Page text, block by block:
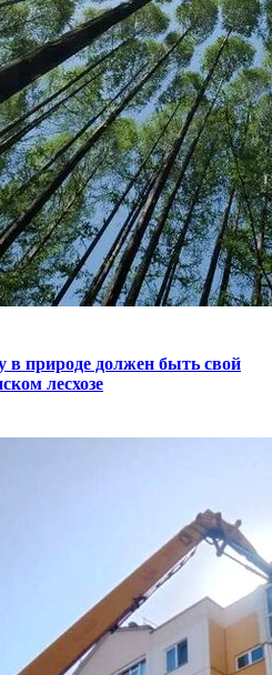
в природе должен быть свой
лесхозе